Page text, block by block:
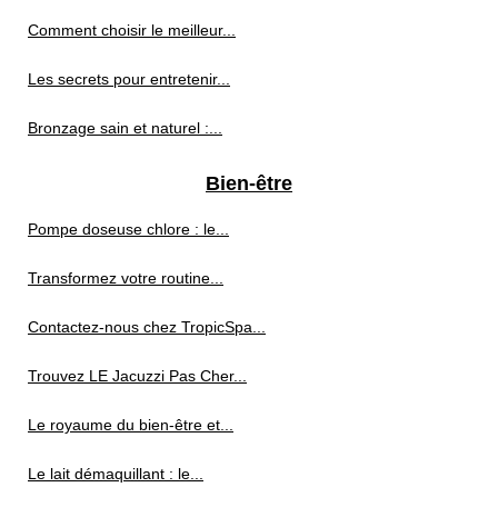
Comment choisir le meilleur...
Les secrets pour entretenir...
Bronzage sain et naturel :...
Bien-être
Pompe doseuse chlore : le...
Transformez votre routine...
Contactez-nous chez TropicSpa...
Trouvez LE Jacuzzi Pas Cher...
Le royaume du bien-être et...
Le lait démaquillant : le...